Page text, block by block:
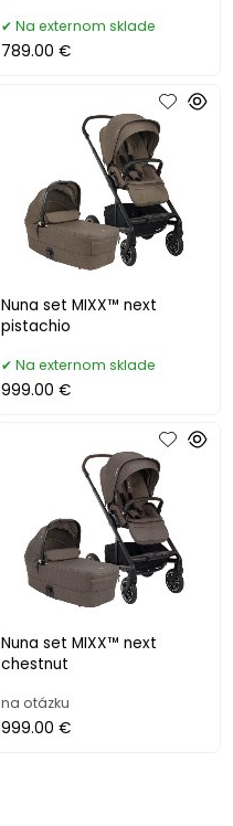
Na externom sklade
789.00 €
Nuna set MIXX™ next
pistachio
Na externom sklade
999.00 €
Nuna set MIXX™ next
chestnut
na otázku
999.00 €